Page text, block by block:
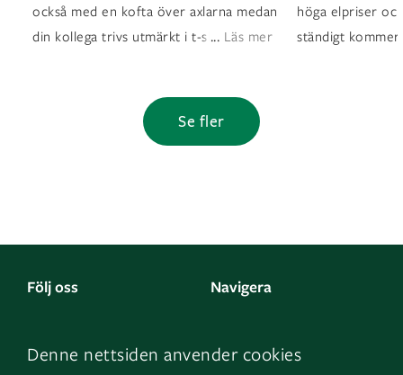
Denne nettsiden anvender cookies
också med en kofta över axlarna medan
din kollega trivs utmärkt i t-shirt? Det ä
... Läs mer
höga elpriser
ständigt
Se fler
Följ oss
LinkedIn
Navigera
Om oss